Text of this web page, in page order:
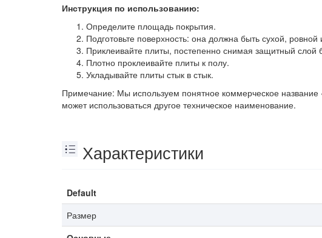
Инструкция по использованию:
Определите площадь покрытия.
Подготовьте поверхность: она должна быть сухой, ровной
Приклеивайте плиты, постепенно снимая защитный слой
Плотно проклеивайте плиты к полу.
Укладывайте плиты стык в стык.
Примечание: Мы используем понятное коммерческое
может использоваться другое техническое наименование.
Характеристики
Default
Размер